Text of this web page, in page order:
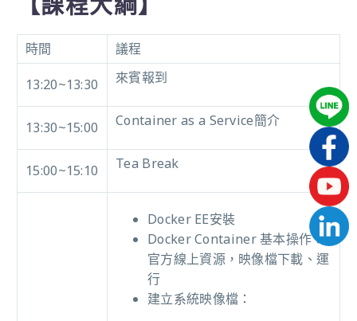
時間 議程
13:20~13:30 來賓報到
13:30~15:00 Container as a Service簡介
15:00~15:10 Tea Break
Docker EE安裝
Docker Container基本操作：
官方線上資源，映像檔下載 、 運
行
建立系統映像檔 ：